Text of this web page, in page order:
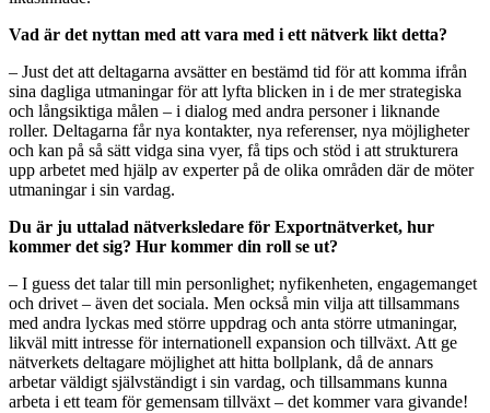
Vad är det nyttan med att vara med i ett nätverk likt detta?
– Just det att deltagarna avsätter en bestämd tid för att komma ifrån
sina dagliga utmaningar för att lyfta blicken in i de mer strategiska
och långsiktiga målen – i dialog med andra personer i liknande
roller. Deltagarna får nya kontakter, nya referenser, nya möjligheter
och kan på så sätt vidga sina vyer, få tips och stöd i att strukturera
upp arbetet med hjälp av experter på de olika områden där de möter
utmaningar i sin vardag.
Du är ju uttalad nätverksledare för Exportnätverket, hur
kommer det sig? Hur kommer din roll se ut?
– I guess det talar till min personlighet; nyfikenheten, engagemanget
och drivet – även det sociala. Men också min vilja att tillsammans
med andra lyckas med större uppdrag och anta större utmaningar,
likväl mitt intresse för internationell expansion och tillväxt. Att ge
nätverkets deltagare möjlighet att hitta bollplank, då de annars
arbetar väldigt självständigt i sin vardag, och tillsammans kunna
arbeta i ett team för gemensam tillväxt – det kommer vara givande!